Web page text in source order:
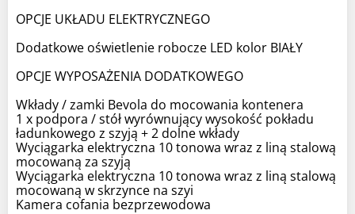
OPCJE UKŁADU ELEKTRYCZNEGO
Dodatkowe oświetlenie robocze LED kolor BIAŁY
OPCJE WYPOSAŻENIA DODATKOWEGO
Wkłady / zamki Bevola do mocowania kontenera
1 x podpora / stół wyrównujący wysokość pokładu
ładunkowego z szyją + 2 dolne wkłady
Wyciągarka elektryczna 10 tonowa wraz z liną stalową
mocowaną za szyją
Wyciągarka elektryczna 10 tonowa wraz z liną stalową
mocowaną w skrzynce na szyi
Kamera cofania bezprzewodowa